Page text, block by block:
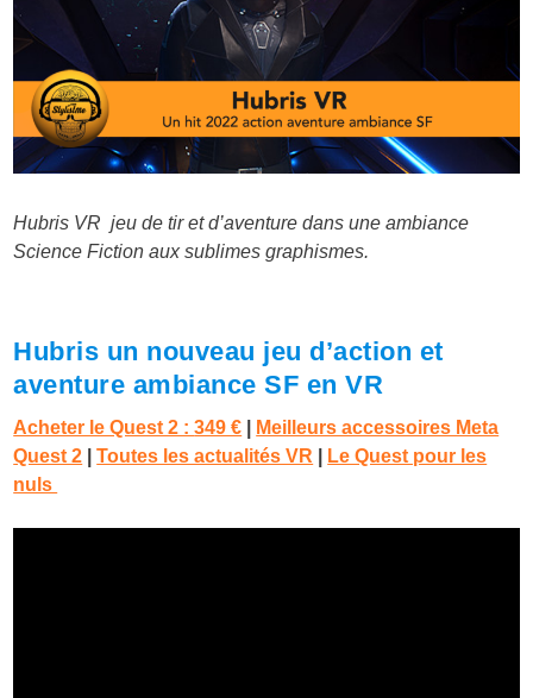
Hubris VR jeu de tir et d’aventure dans une ambiance
Science Fiction aux sublimes graphismes.
Hubris un nouveau jeu d’action et
aventure ambiance SF en VR
Acheter le Quest 2 :349 €
Meilleurs accessoires Meta
Quest 2 |Toutes les actualités VR
Le Quest pour les
nuls